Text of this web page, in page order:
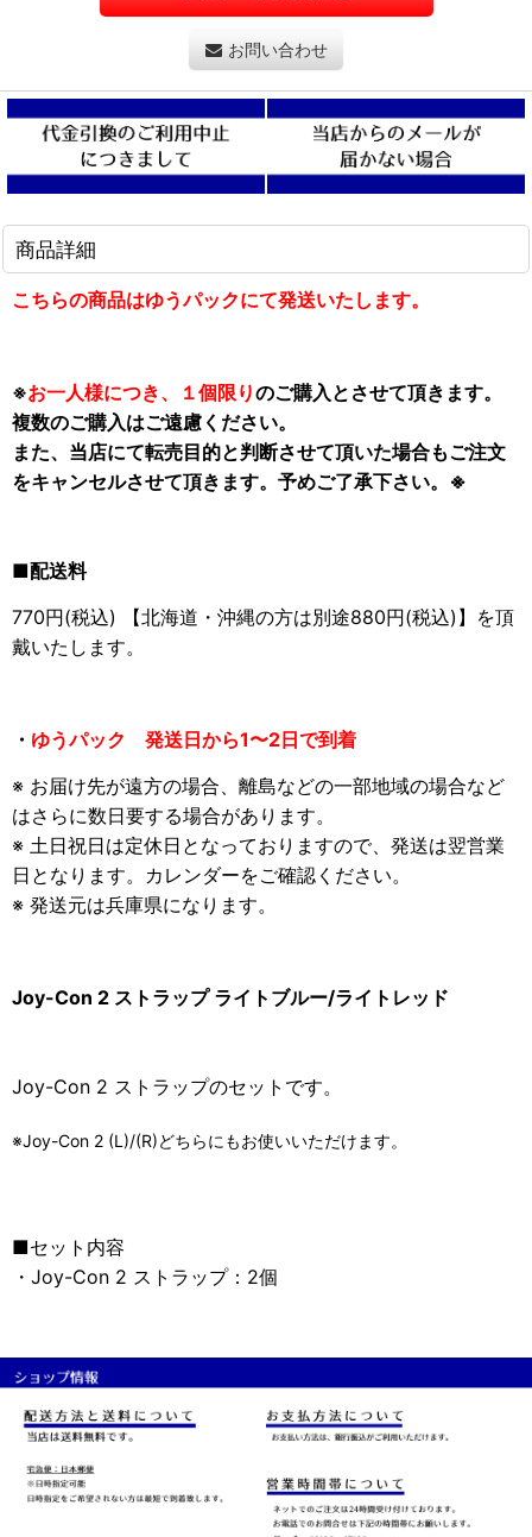
お問い合わせ
商品詳細
こちらの商品はゆうパックにて発送いたします。
※お一人様につき、１個限りのご購入とさせて頂きます。
複数のご購入はご遠慮ください。
また、当店にて転売目的と判断させて頂いた場合もご注文
をキャンセルさせて頂きます。予めご了承下さい。 ※
■配送料
770円(税込) 【北海道・沖縄の方は別途880円(税込)】を頂
戴いたします。
・ ゆうパック 発送日から1〜2日で到着
※ お届け先が遠方の場合、離島などの一部地域の場合など
はさらに数日要する場合があります。
※ 土日祝日は定休日となっておりますので、発送は翌営業
日となります。カレンダーをご確認ください。
※ 発送元は兵庫県になります。
Joy-Con 2 ストラップ ライトブルー/ライトレッド
Joy-Con 2 ストラップのセットです。
※Joy-Con 2 (L)/(R)どちらにもお使いいただけます。
■セット内容
・Joy-Con 2 ストラップ：2個